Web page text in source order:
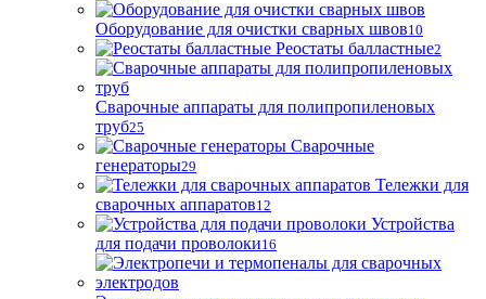
Оборудование для очистки сварных швов10
Реостаты балластные2
Сварочные аппараты для полипропиленовых
труб25
Сварочные
генераторы29
Тележки для
сварочных аппаратов12
Устройства
для подачи проволоки16